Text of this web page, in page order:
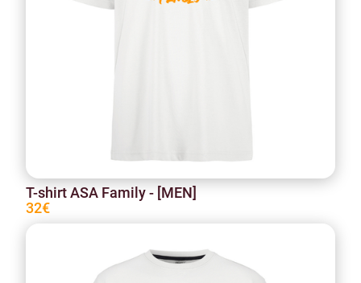
T-shirt ASA Family - [MEN]
32€